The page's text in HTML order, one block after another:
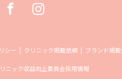
シー クリニック掲載依頼 ブランド掲
ニック収益向上委員会採用情報